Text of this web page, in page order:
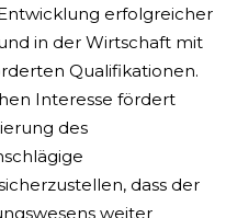
erfolgreicher
in der Wirtschaft mit
Qualifikationen.
Interesse fördert
des
dass der
weiter